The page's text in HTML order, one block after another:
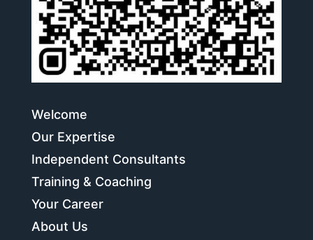
Welcome
Our Expertise
Independent Consultants
Training & Coaching
Your Career
About Us